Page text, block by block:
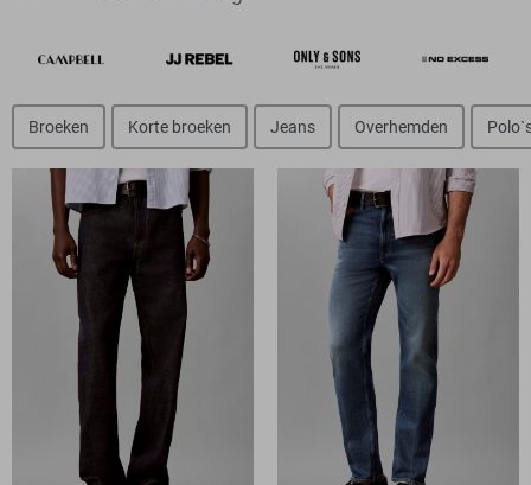
Broeken Korte broeken Jeans Overhemden